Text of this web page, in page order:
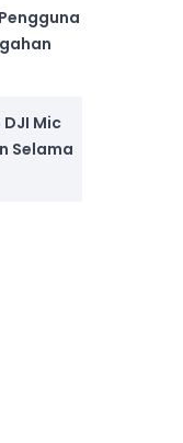
Mic
Selama